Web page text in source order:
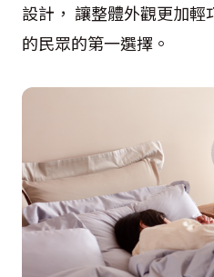
設計， 讓整體外觀更加
的民眾的第一選擇。